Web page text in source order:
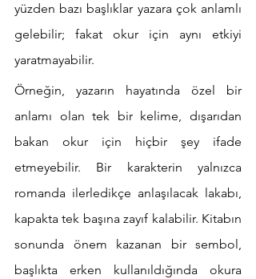
yüzden bazı başlıklar yazara çok anlamlı
gelebilir; fakat okur için aynı etkiyi
yaratmayabilir.
Örneğin, yazarın hayatında özel bir
anlamı olan tek bir kelime, dışarıdan
bakan okur için hiçbir şey ifade
etmeyebilir. Bir karakterin yalnızca
romanda ilerledikçe anlaşılacak lakabı,
kapakta tek başına zayıf kalabilir. Kitabın
sonunda önem kazanan bir sembol,
başlıkta erken kullanıldığında okura